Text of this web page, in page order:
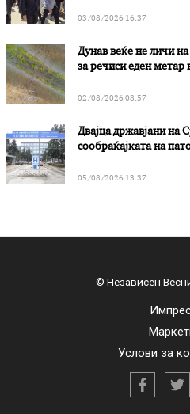
03/08/2026 16:37
Дунав веќе не личи
за речиси еден метар
02/08/2026 08:57
Двајца државјани на
сообраќајката на
05/08/2026 13:37
© Независен
Услови за